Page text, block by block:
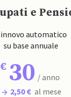
e
automatico
su base annuale
30 / anno
2,50 € al mese